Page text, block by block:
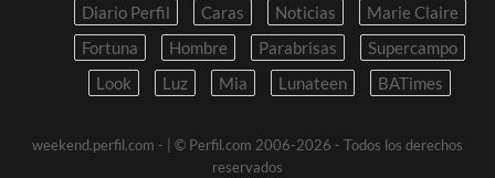
Diario Perfil Caras Noticias
Marie Claire
Fortuna
Hombre Parabrisas
Supercampo
Look
Luz Mia Lunateen BATimes
weekend.perfil.com -
| © Perfil.com 2006-2026 - Todos los derechos
reservados